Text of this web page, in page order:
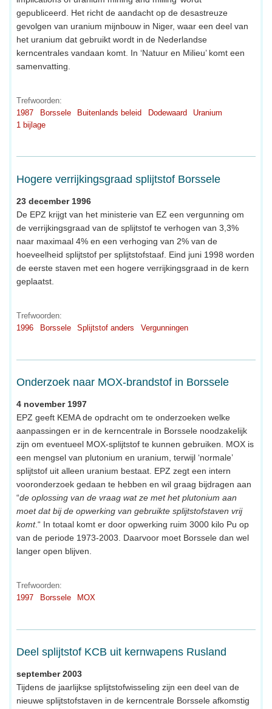
gepubliceerd. Het richt de aandacht op de desastreuze
gevolgen van uranium mijnbouw in Niger, waar een deel van
het uranium dat gebruikt wordt in de Nederlandse
kerncentrales vandaan komt. In ‘Natuur en Milieu’ komt een
samenvatting.
Trefwoorden:
1987
Borssele Buitenlands beleid Dodewaard
Uranium
1 bijlage
Hogere verrijkingsgraad splijtstof Borssele
23 december 1996
De EPZ krijgt van het ministerie van EZ een vergunning om
de verrijkingsgraad van de splijtstof te verhogen van 3,3%
naar maximaal 4% en een verhoging van 2% van de
hoeveelheid splijtstof per splijtstofstaaf. Eind juni 1998 worden
de eerste staven met een hogere verrijkingsgraad in de kern
geplaatst.
Trefwoorden:
1996
Borssele Splijtstof anders Vergunningen
Onderzoek naar MOX-brandstof in Borssele
4 november 1997
EPZ geeft KEMA de opdracht om te onderzoeken welke
aanpassingen er in de kerncentrale in Borssele noodzakelijk
zijn om eventueel MOX-splijtstof te kunnen gebruiken. MOX is
een mengsel van plutonium en uranium, terwijl ‘normale’
splijtstof uit alleen uranium bestaat. EPZ zegt een intern
vooronderzoek gedaan te hebben en wil graag bijdragen aan
“de oplossing van de vraag wat ze met het plutonium aan
moet dat bij de opwerking van gebruikte splijtstofstaven vrij
komt.“ In totaal komt er door opwerking ruim 3000 kilo Pu op
van de periode 1973-2003. Daarvoor moet Borssele dan wel
langer open blijven.
Trefwoorden:
1997
Borssele MOX
Deel splijtstof KCB uit kernwapens Rusland
september 2003
Tijdens de jaarlijkse splijtstofwisseling zijn een deel van de
nieuwe splijtstofstaven in de kerncentrale Borssele afkomstig